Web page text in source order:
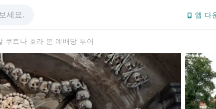
앱 다
쿠트나 호라 본 예배당 투어